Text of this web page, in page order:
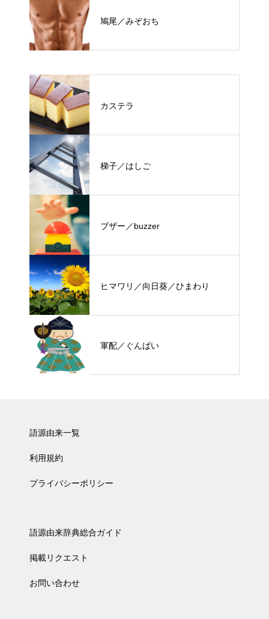
鳩尾／みぞおち
カステラ
梯子／はしご
ブザー／buzzer
ヒマワリ／向日葵／ひまわり
軍配／ぐんばい
語源由来一覧
利用規約
プライバシーポリシー
語源由来辞典総合ガイド
掲載リクエスト
お問い合わせ